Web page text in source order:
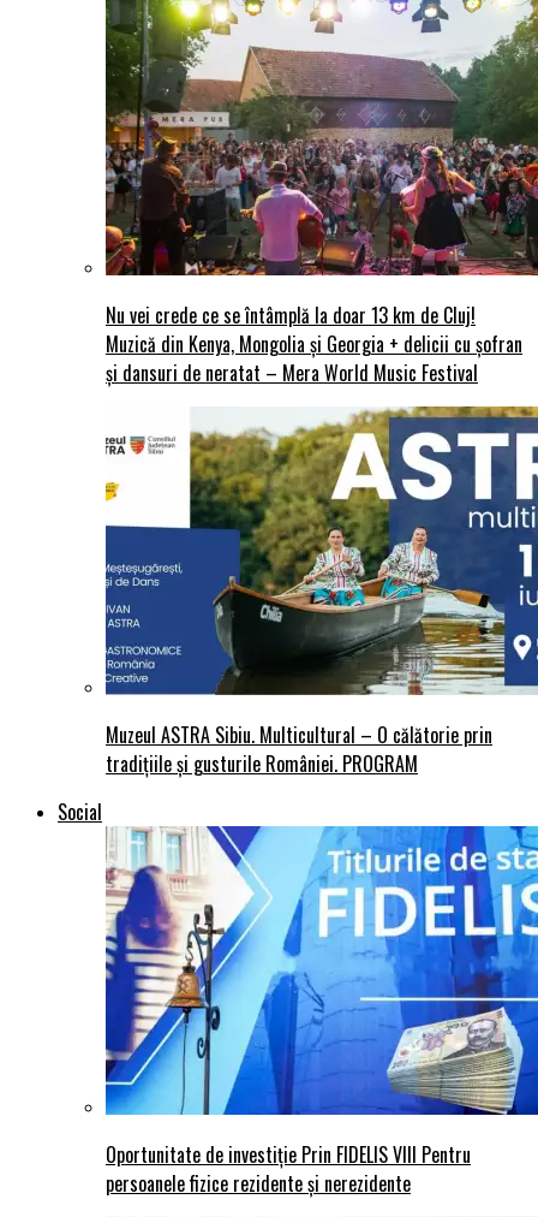
Nu vei crede ce se întâmplă la doar 13 km de Cluj!
Muzică din Kenya, Mongolia și Georgia + delicii cu șofran
și dansuri de neratat – Mera World Music Festival
Muzeul ASTRA Sibiu. Multicultural – O călătorie prin
tradițiile și gusturile României. PROGRAM
Social
Oportunitate de investiție Prin FIDELIS VIII Pentru
persoanele fizice rezidente și nerezidente